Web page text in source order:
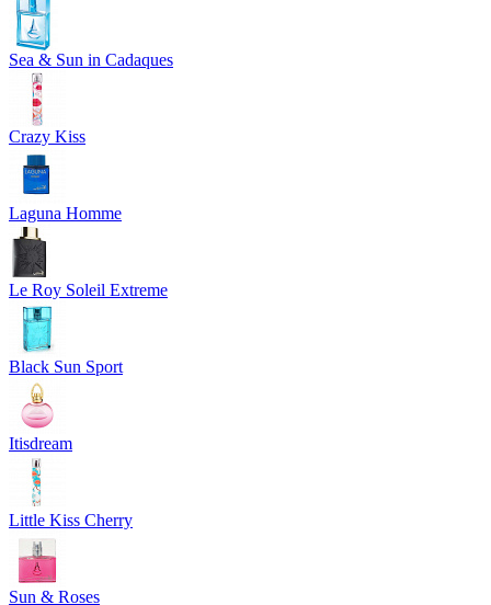
Sea & Sun in Cadaques
Crazy Kiss
Laguna Homme
Le Roy Soleil Extreme
Black Sun Sport
Itisdream
Little Kiss Cherry
Sun & Roses